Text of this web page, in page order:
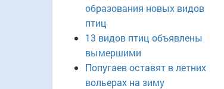
образования новых видов
птиц
13 видов птиц объявлены
вымершими
Попугаев оставят в летних
вольерах на зиму